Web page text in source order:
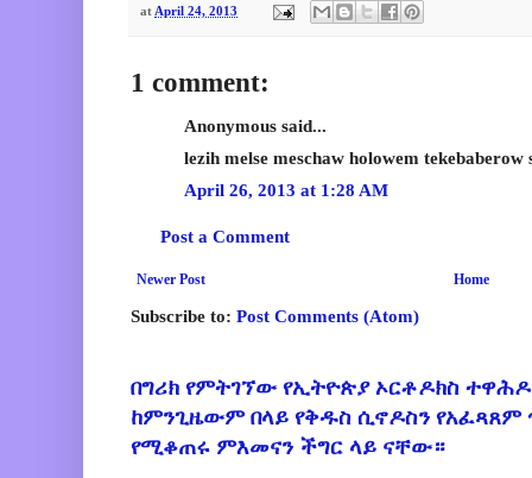
at April 24, 2013
1 comment:
Anonymous said...
lezih melse meschaw holowem tekebaberow
April 26, 2013 at 1:28 AM
Post a Comment
Newer Post Home
Subscribe to: Post Comments (Atom)
በግሪክ የምትገኘው የኢትዮጵያ ኦርቶዶክስ
ከምንጊዜውም በላይ የቅዱስ ሲኖዶስን የአፈጻጸም
የሚቆጠሩ ምእመናን ችግር ላይ ናቸው።